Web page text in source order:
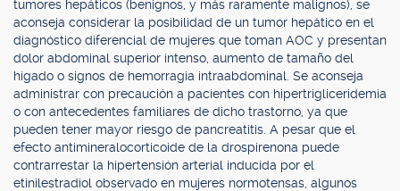
tumores hepáticos (benignos, y más raramente malignos), se
aconseja considerar la posibilidad de un tumor hepático en el
diagnóstico diferencial de mujeres que toman AOC y presentan
dolor abdominal superior intenso, aumento de tamaño del
hígado o signos de hemorragia intraabdominal. Se aconseja
administrar con precaución a pacientes con hipertrigliceridemia
o con antecedentes familiares de dicho trastorno, ya que
pueden tener mayor riesgo de pancreatitis. A pesar que el
efecto antimineralocorticoide de la drospirenona puede
contrarrestar la hipertensión arterial inducida por el
etinilestradiol observado en mujeres normotensas, algunos